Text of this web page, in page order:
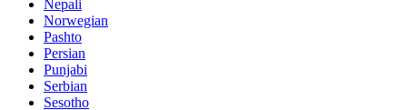
Nepali
Norwegian
Pashto
Persian
Punjabi
Serbian
Sesotho